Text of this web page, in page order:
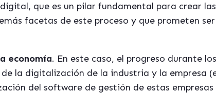
que es un pilar fundamental para crear
facetas de este proceso y que prometen
economía. En este caso, el progreso durante
la digitalización de la industria y la empresa
del software de gestión de estas